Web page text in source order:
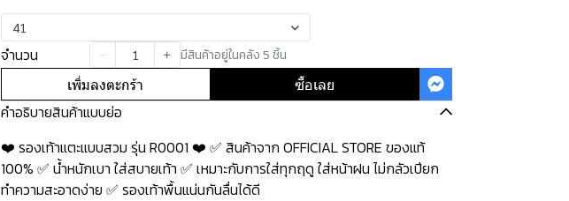
41
จำนวน
มีสินค้าอยู่ในคลัง 5 ชิ้น
เพิ่มลงตะกร้า
ซื้อเลย
คำอธิบายสินค้าแบบย่อ
❤️ รองเท้าแตะแบบสวม รุ่น R0001 ❤️ ✅ สินค้าจาก OFFICIAL STORE ของแท้
100% ✅ น้ำหนักเบา ใส่สบายเท้า ✅ เหมาะกับการใส่ทุกฤดู ใส่หน้าฝน ไม่กลัวเปียก
ทำความสะอาดง่าย ✅ รองเท้าพื้นแน่นกันลื่นได้ดี